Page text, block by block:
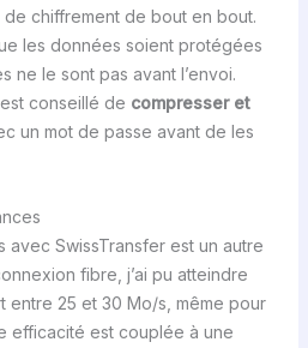
chiffrement de bout en bout.
les données soient protégées
ne le sont pas avant l’envoi.
conseillé de compresser et
un mot de passe avant de les
avec SwissTransfer est un autre
fibre, j’ai pu atteindre
entre 25 et 30 Mo/s, même pour
efficacité est couplée à une